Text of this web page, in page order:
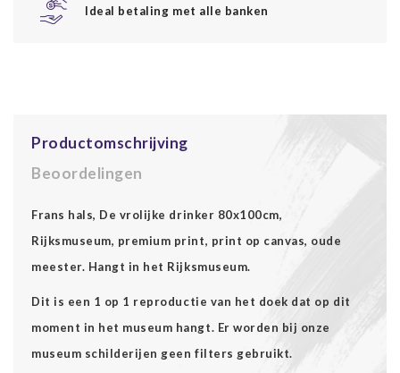
Ideal betaling met alle banken
Productomschrijving
Beoordelingen
Frans hals, De vrolijke drinker 80x100cm,
Rijksmuseum, premium print, print op canvas, oude
meester. Hangt in het Rijksmuseum.
Dit is een 1 op 1 reproductie van het doek dat op dit
moment in het museum hangt. Er worden bij onze
museum schilderijen geen filters gebruikt.